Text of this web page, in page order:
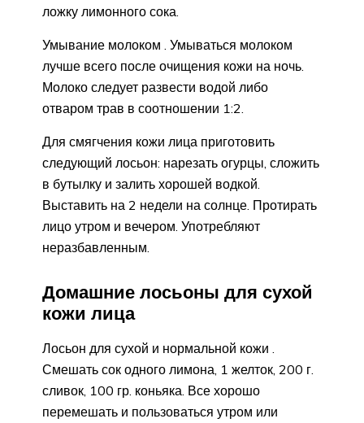
ложку лимонного сока.
Умывание молоком . Умываться молоком
лучше всего после очищения кожи на ночь.
Молоко следует развести водой либо
отваром трав в соотношении 1:2.
Для смягчения кожи лица приготовить
следующий лосьон: нарезать огурцы, сложить
в бутылку и залить хорошей водкой.
Выставить на 2 недели на солнце. Протирать
лицо утром и вечером. Употребляют
неразбавленным.
Домашние лосьоны для сухой
кожи лица
Лосьон для сухой и нормальной кожи .
Смешать сок одного лимона, 1 желток, 200 г.
сливок, 100 гр. коньяка. Все хорошо
перемешать и пользоваться утром или